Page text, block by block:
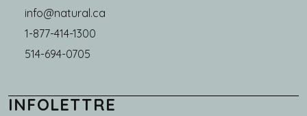
info@natural.ca
1-877-414-1300
514-694-0705
INFOLETTRE